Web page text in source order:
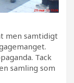
men samtidigt
Tack
samling som